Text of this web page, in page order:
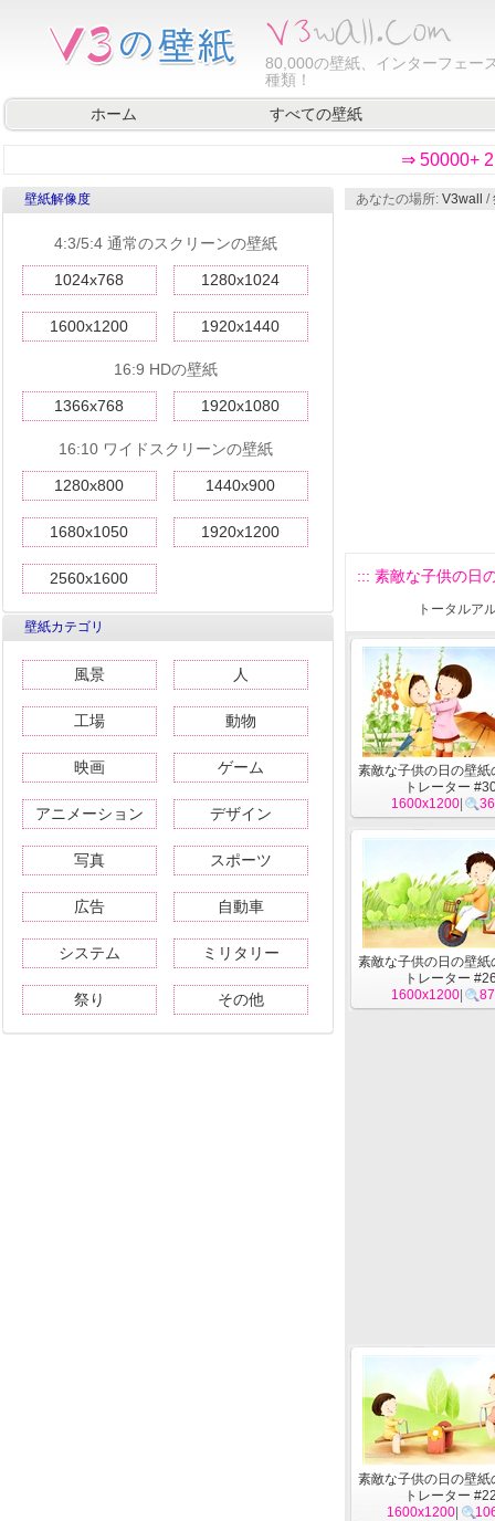
80,000の壁紙、インターフェー
種類！
ホーム
すべての壁紙
⇒ 50000+
壁紙解像度
4:3/5:4 通常のスクリーンの壁紙
1024x768 1280x1024
1600x1200 1920x1440
16:9 HDの壁紙
1366x768 1920x1080
16:10 ワイドスクリーンの壁紙
1280x800 1440x900
1680x1050 1920x1200
2560x1600
壁紙カテゴリ
風景 人
工場 動物
映画 ゲーム
アニメーション デザイン
写真 スポーツ
広告 自動車
システム ミリタリー
祭り その他
あなたの場所: V3wall /
::: 素敵な子供の日
トータルア
素敵な子供の日の壁紙
トレーター
1600x1200
素敵な子供の日の壁紙
トレーター
1600x1200
素敵な子供の日の壁紙
トレーター
1600x1200